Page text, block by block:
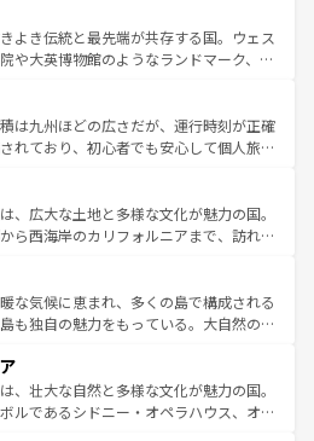
の発祥地であるランス、プロヴァンスの
ー畑など、多彩な楽しみ方が可能だ。さ
地域にも魅力が溢れており、どの街角に
ぶとそれぞれで全く異なる文化を体験で
だろう。 なお、新着のフランス情報はコンテンツ一覧
。
、どこを歩いても飽きることがない。ベ
気、バイエルン州のアルプスの絶景、そ
のワイン畑といった風景は必見。ビール
ぜひ体験してほしい。 なお、新着の
テンツ一覧を参照してほしい。
よき伝統と最先端が共存する国。ウェス
や大英博物館のようなランドマーク、歴
魅力がある。また、優雅なアフタヌーン
きにはたまらない英国パブ、サッカー観
らこそできる体験も豊富。イギリスを旅
てほしい。
は九州ほどの広さだが、運行時刻が正確
れており、初心者でも安心して個人旅行
残る町や、スイスならではのユニークな
ルプス観光だけでなく町歩きも満喫する
民の所得が高いため物価も高いが、旅行
観光を楽しむこともできる。 なお、新
コンテンツ一覧 を参照してほしい。
、広大な土地と多様な文化が魅力の国。
ら西海岸のカリフォルニアまで、訪れる
は、観光、ショッピング、エンターテイ
た刺激的なスポットだ。一方、アメリカ
広がり、グランドキャニオンやイエロー
ンズでは、音楽と美食が融合した独特の
者はアメリカの各地域で異なる魅力を楽
多様性と豊かな歴史を感じることができ
な気候に恵まれ、多くの島で構成される
も独自の魅力をもっている。大自然の神
い。また、定番の観光地といえばオアフ
然を求めるならマウイ島やカウアイ島が
ルドグリーンに輝く海をはじめ、豊かな
、壮大な自然と多様な文化が魅力の国。
ルであるシドニー・オペラハウス、オー